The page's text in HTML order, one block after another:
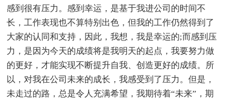
感到很有压力。感到幸运，是基于我进公司的时间不
长，工作表现也不算特别出色，但我的工作仍然得到了
大家的认同和支持，因此，我想，我是幸运的;而感到压
力，是因为今天的成绩将是我明天的起点，我要努力做
的更好，才能实现不断提升自我、创造更好的成绩。所
以，对我在公司未来的成长，我感受到了压力。但是，
未走过的路，总是令人充满希望，我期待着“未来”，期